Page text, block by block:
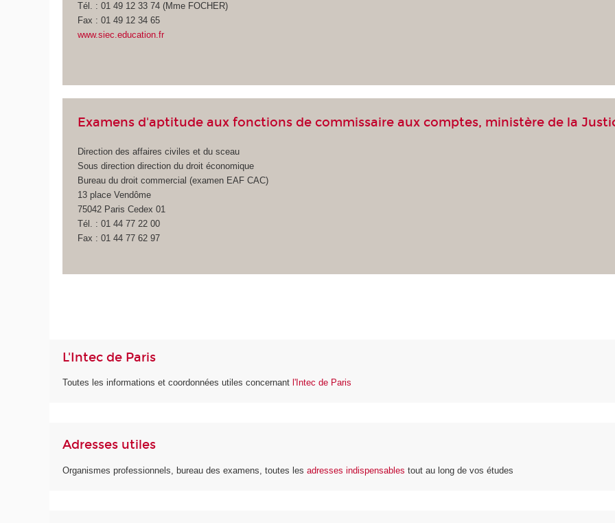
Tél. : 01 49 12 33 74 (Mme FOCHER)
Fax : 01 49 12 34 65
www.siec.education.fr
Examens d'aptitude aux fonctions de commissaire aux comptes, ministère de la
Direction des affaires civiles et du sceau
Sous direction direction du droit économique
Bureau du droit commercial (examen EAF CAC)
13 place Vendôme
75042 Paris Cedex 01
Tél. : 01 44 77 22 00
Fax : 01 44 77 62 97
L'Intec de Paris
Toutes les informations et coordonnées utiles concernant l'Intec de Paris
Adresses utiles
Organismes professionnels, bureau des examens, toutes lesadresses indispensables tout au long de vos études